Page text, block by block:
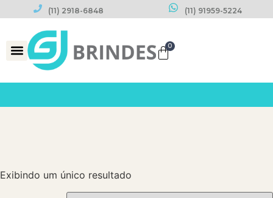
(11) 2918-6848 (11) 91959-5224
0
Exibindo um único resultado